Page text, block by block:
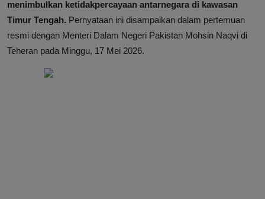
menimbulkan ketidakpercayaan antarnegara di kawasan
Timur Tengah. Pernyataan ini disampaikan dalam pertemuan
resmi dengan Menteri Dalam Negeri Pakistan Mohsin Naqvi di
Teheran pada Minggu, 17 Mei 2026.